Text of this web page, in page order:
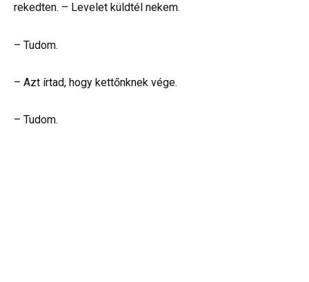
rekedten. – Levelet küldtél nekem.
– Tudom.
– Azt írtad, hogy kettőnknek vége.
– Tudom.